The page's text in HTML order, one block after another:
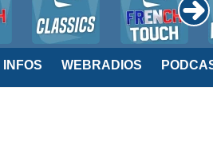
INFOS WEBRADIOS